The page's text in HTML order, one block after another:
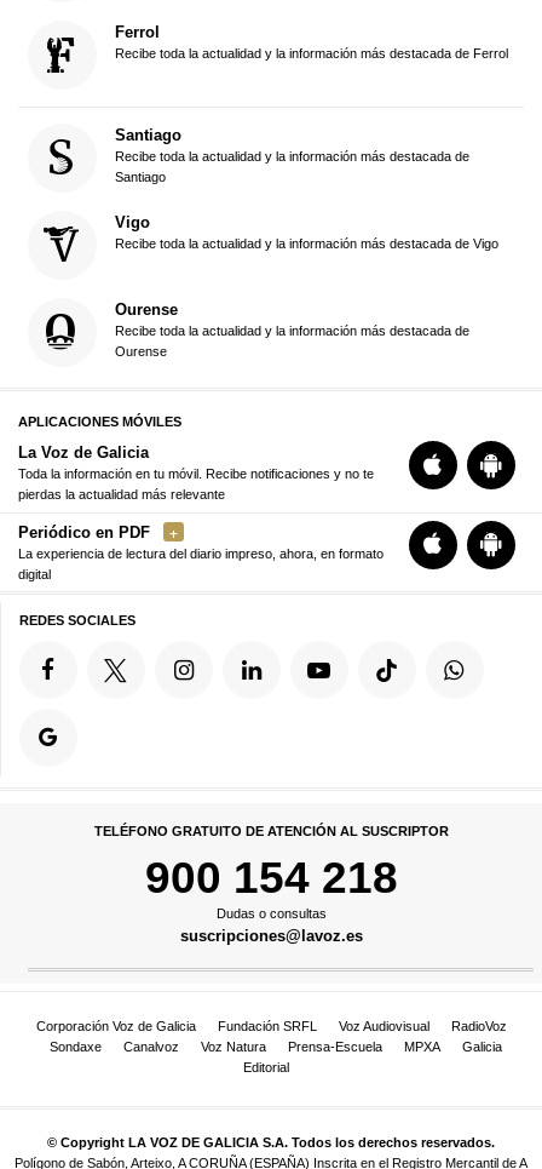
Ferrol
Recibe toda la actualidad y la información más destacada de Ferrol
Santiago
Recibe toda la actualidad y la información más destacada de
Santiago
Vigo
Recibe toda la actualidad y la información más destacada de Vigo
Ourense
Recibe toda la actualidad y la información más destacada de
Ourense
APLICACIONES MÓVILES
La Voz de Galicia
Toda la información en tu móvil. Recibe notificaciones y no te
pierdas la actualidad más relevante
Periódico en PDF
La experiencia de lectura del diario impreso, ahora, en formato
digital
REDES SOCIALES
TELÉFONO GRATUITO DE ATENCIÓN AL SUSCRIPTOR
900 154 218
Dudas o consultas
suscripciones@lavoz.es
Corporación Voz de Galicia Fundación SRFL Voz Audiovisual
RadioVoz
Sondaxe
Canalvoz Voz Natura Prensa-Escuela MPXA
Galicia
Editorial
© Copyright LA VOZ DE GALICIA S.A. Todos los derechos reservados.
Polígono de Sabón, Arteixo, A CORUÑA (ESPAÑA) Inscrita en el Registro Mercantil de A